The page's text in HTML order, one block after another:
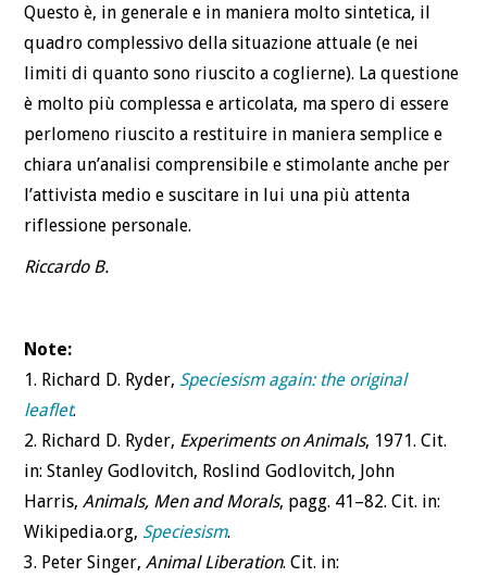
Questo è, in generale e in maniera molto sintetica, il
quadro complessivo della situazione attuale (e nei
limiti di quanto sono riuscito a coglierne). La questione
è molto più complessa e articolata, ma spero di essere
perlomeno riuscito a restituire in maniera semplice e
chiara un’analisi comprensibile e stimolante anche per
l’attivista medio e suscitare in lui una più attenta
riflessione personale.
Riccardo B.
Note:
1. Richard D. Ryder, Speciesism again: the original
leaflet.
2. Richard D. Ryder, Experiments on Animals, 1971. Cit.
in: Stanley Godlovitch, Roslind Godlovitch, John
Harris,Animals, Men and Morals, pagg. 41–82. Cit. in:
Wikipedia.org, Speciesism.
3. Peter Singer,Animal Liberation. Cit. in: